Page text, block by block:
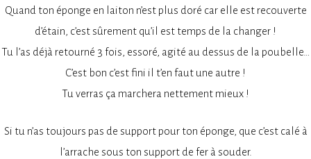
Quand ton éponge en laiton n’est plus doré car elle est recouverte
d’étain, c’est sûrement qu’il est temps de la changer !
Tu l’as déjà retourné 3 fois, essoré, agité au dessus de la poubelle…
C’est bon c’est fini il t’en faut une autre !
Tu verras ça marchera nettement mieux !
Si tu n’as toujours pas de support pour ton éponge, que c’est calé à
l’arrache sous ton support de fer à souder.